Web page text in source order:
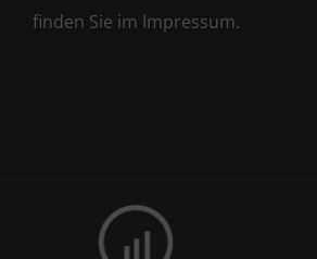
finden Sie im Impressum.